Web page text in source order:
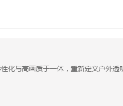
化与高画质于一体，重新定义户外透